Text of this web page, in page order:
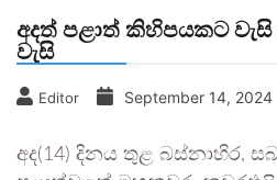
අදත් පළාත් කිහිපයකට
වැසි
Editor September 14, 2024
අද(14) දිනය තුළ බස්නාහිර,